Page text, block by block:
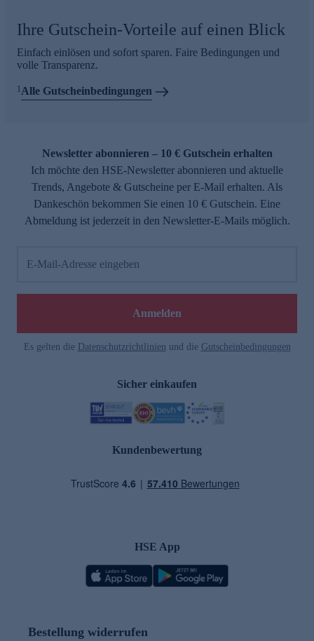
Ihre Gutschein-Vorteile auf einen Blick
Einfach einlösen und sofort sparen. Faire Bedingungen und
volle Transparenz.
1 Alle Gutscheinbedingungen
Newsletter abonnieren – 10 € Gutschein erhalten
Ich möchte den HSE-Newsletter abonnieren und aktuelle
Trends, Angebote & Gutscheine per E-Mail erhalten. Als
Dankeschön bekommen Sie einen 10 € Gutschein. Eine
Abmeldung ist jederzeit in den Newsletter-E-Mails möglich.
E-Mail-Adresse eingeben
Anmelden
Es gelten die Datenschutzrichtlinien und die Gutscheinbedingungen
Sicher einkaufen
Kundenbewertung
HSE App
Bestellung widerrufen